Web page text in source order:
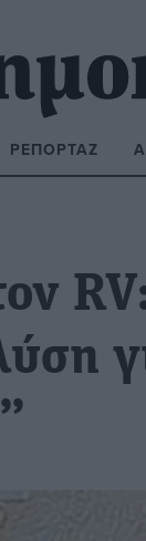
ΡΕΠΟΡΤΆΖ